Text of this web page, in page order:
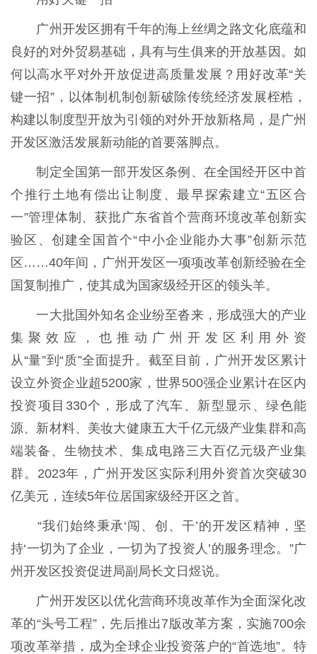
广州开发区拥有千年的海上丝绸之路文化底蕴和
良好的对外贸易基础，具有与生俱来的开放基因。如
何以高水平对外开放促进高质量发展？用好改革“关
键一招”，以体制机制创新破除传统经济发展桎梏，
构建以制度型开放为引领的对外开放新格局，是广州
开发区激活发展新动能的首要落脚点。
制定全国第一部开发区条例、在全国经开区中首
个推行土地有偿出让制度、最早探索建立“五区合
一”管理体制、获批广东省首个营商环境改革创新实
验区、创建全国首个“中小企业能办大事”创新示范
区……40年间，广州开发区一项项改革创新经验在全
国复制推广，使其成为国家级经开区的领头羊。
一大批国外知名企业纷至沓来，形成强大的产业
集聚效应，也推动广州开发区利用外资
从“量”到“质”全面提升。截至目前，广州开发区累计
设立外资企业超5200家，世界500强企业累计在区内
投资项目330个，形成了汽车、新型显示、绿色能
源、新材料、美妆大健康五大千亿元级产业集群和高
端装备、生物技术、集成电路三大百亿元级产业集
群。2023年，广州开发区实际利用外资首次突破30
亿美元，连续5年位居国家级经开区之首。
“我们始终秉承‘闯、创、干’的开发区精神，坚
持‘一切为了企业，一切为了投资人’的服务理念。”广
州开发区投资促进局副局长文日煜说。
广州开发区以优化营商环境改革作为全面深化改
革的“头号工程”，先后推出7版改革方案，实施700余
项改革举措，成为全球企业投资落户的“首选地”。特